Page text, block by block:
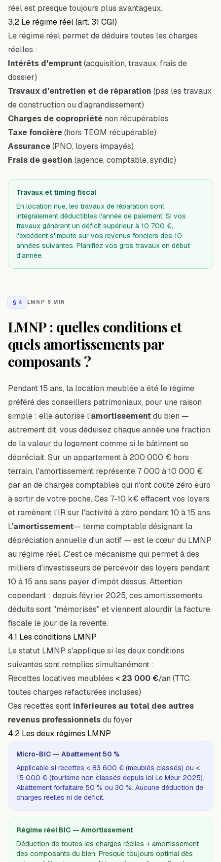
réel est presque toujours plus avantageux.
3.2 Le régime réel (art. 31 CGI)
Le régime réel permet de déduire toutes les charges
réelles :
Intérêts d'emprunt(acquisition, travaux, frais de
dossier)
Travaux d'entretien et de réparation (pas les travaux
de construction ou d'agrandissement)
Charges de copropriété non récupérables
Taxe foncière(hors TEOM récupérable)
Assurance(PNO, loyers impayés)
Frais de gestion (agence, comptable, syndic)
Travaux et timing fiscal
En location nue, les travaux de réparation sont
intégralement déductibles l'année de paiement. Si vos
travaux génèrent un déficit supérieur à 10 700 €,
l'excédent s'impute sur vos revenus fonciers des 10
années suivantes. Planifiez vos gros travaux en début
d'année.
§ 4 LMNP· 6 MIN
LMNP : quelles conditions et
quels amortissements par
composants ?
Pendant 15 ans, la location meublée a été le régime
préféré des conseillers patrimoniaux, pour une raison
simple : elle autorise l'amortissementdu bien —
autrement dit, vous déduisez chaque année une fraction
de la valeur du logement comme si le bâtiment se
dépréciait. Sur un appartement à 200 000 € hors
terrain, l'amortissement représente 7 000 à 10 000 €
par an de charges comptables qui n'ont coûté zéro euro
à sortir de votre poche. Ces 7-10 k€ effacent vos loyers
et ramènent l'IR sur l'activité à zéro pendant 10 à 15 ans.
L'amortissement— terme comptable désignant la
dépréciation annuelle d'un actif — est le cœur du LMNP
au régime réel. C'est ce mécanisme qui permet à des
milliers d'investisseurs de percevoir des loyers pendant
10 à 15 ans sans payer d'impôt dessus. Attention
cependant : depuis février 2025, ces amortissements
déduits sont "mémorisés" et viennent alourdir la facture
fiscale le jour de la revente.
4.1 Les conditions LMNP
Le statut LMNP s'applique si les deux conditions
suivantes sont remplies simultanément :
Recettes locatives meublées < 23 000 €/an (TTC,
toutes charges refacturées incluses)
Ces recettes sont inférieures au total des autres
revenus professionnelsdu foyer
4.2 Les deux régimes LMNP
Micro-BIC — Abattement 50 %
Applicable si recettes < 83 600 € (meublés classés) ou <
15 000 € (tourisme non classés depuis loi Le Meur 2025).
Abattement forfaitaire 50 % ou 30 %. Aucune déduction de
charges réelles ni de déficit.
Régime réel BIC — Amortissement
Déduction de toutes les charges réelles + amortissement
des composants du bien. Presque toujours optimal dès